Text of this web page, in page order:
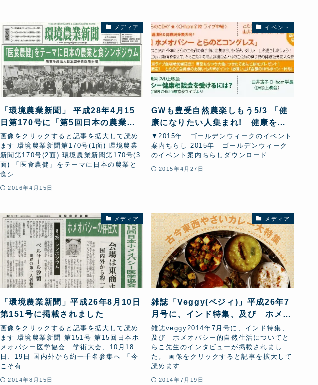
メディア
「環境農業新聞」 平成28年4月15
日第170号に「第5回日本の農業と
食のシンポジウム」開催に関する記
事が掲載されました
画像をクリックすると記事を拡大して読め
ます 環境農業新聞第170号(1面) 環境農業
新聞第170号(2面) 環境農業新聞第170号(3
面) 「医食農健」をテーマに日本の農業と
食シ...
2016年4月15日
イベント
GWも豊受自然農楽しもう5/3 「健
康になりたい人集まれ! 健康を作
る、農業と食卓、自然な医療」
▼2015年 ゴールデンウィークのイベント
案内ちらし 2015年 ゴールデンウィーク
のイベント案内ちらしダウンロード
2015年4月27日
メディア
「環境農業新聞」平成26年8月10日
第151号に掲載されました
画像をクリックすると記事を拡大して読め
ます 環境農業新聞 第151号 第15回日本ホ
メオパシー医学協会 学術大会、10月18
日、19日 国内外から約一千名参集へ 「今
こそ有...
2014年8月15日
メディア
雑誌「Veggy(ベジィ)」平成26年7
月号に、インド特集、及び ホメオ
パシー的自然生活についてとらこ先
生のインタビューが掲載されました
雑誌veggy2014年7月号に、インド特集、
及び ホメオパシー的自然生活についてと
らこ先生のインタビューが掲載されまし
た。 画像をクリックすると記事を拡大して
読めます...
2014年7月19日